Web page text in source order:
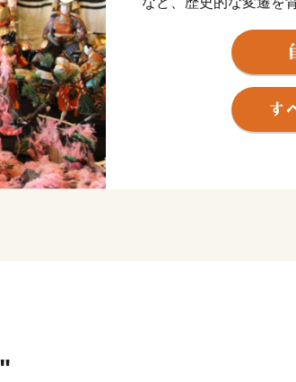
市民が安心して暮らせ
くり」を推進しており
飯塚市の応援よろしく